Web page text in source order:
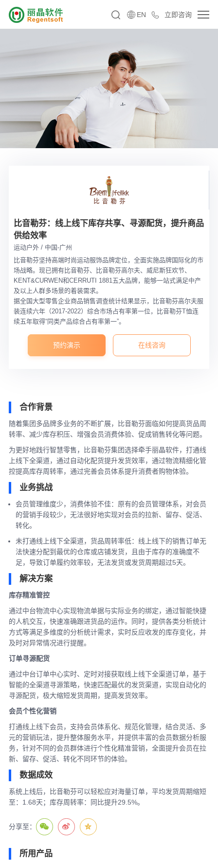
立即咨询
EN
比音勒芬：线上线下库存共享、寻源配货，提升商品
供给效率
运动户外 / 中国-广州
比音勒芬坚持高端时尚运动服饰品牌定位，全面实施品牌国际化的市
场战略。现已拥有比音勒芬、比音勒芬高尔夫、威尼斯狂欢节、
KENT&CURWEN和CERRUTI 1881五大品牌，能够一站式满足中产
及以上人群多场景的着装需求。
据全国大型零售企业商品销售调查统计结果显示，比音勒芬高尔夫服
装连续六年（2017-2022）综合市场占有率第一位，比音勒芬T恤连
续五年取得“同类产品综合占有率第一”。
预约演示 在线咨询
合作背景
随着集团多品牌多业务的不断扩展，比音勒芬面临如何提高货品周
转率、减少库存积压、增强会员消费体验、促成销售转化等问题。
为更好地践行智慧零售，比音勒芬集团选择牵手丽晶软件，打通线
上线下全渠道，通过自动化配货提升发货效率，通过物流精细化管
控提高库存周转率，通过完善会员体系提升消费者购物体验。
业务挑战
会员管理维度少，消费体验不佳：原有的会员管理体系，对会员
的营销手段较少，无法很好地实现对会员的拉新、留存、促活、
转化。
未打通线上线下全渠道，货品周转率低：线上线下的销售订单无
法快速分配到最优的仓库或店铺发货，且由于库存的准确度不
足，导致订单履约效率较，无法发货或发货周期超过5天。
解决方案
库存精准管控
通过中台物流中心实现物流单据与实际业务的绑定，通过智能快捷
的人机交互，快速准确跟进货品的运作。同时，提供各类分析统计
方式等满足多维度的分析统计需求，实时反应收发的库存变化，并
及时对异常情况进行提醒。
订单寻源配货
通过中台订单中心实时、定时对接获取线上线下全渠道订单，基于
智能的全渠道寻源策略，快速匹配最优的发货渠道，实现自动化的
寻源配货，极大缩短发货周期，提高发货效率。
会员个性化营销
打通线上线下会员，支持会员体系化、规范化管理，结合灵活、多
元的营销玩法，提升整体服务水平，并提供丰富的会员数据分析服
务，针对不同的会员群体进行个性化精准营销，全面提升会员在拉
新、留存、促活、转化不同环节的体验。
数据成效
系统上线后，比音勒芬可以轻松应对海量订单，平均发货周期缩短
至：1.68天；库存周转率：同比提升29.5%。
分享至：
所用产品